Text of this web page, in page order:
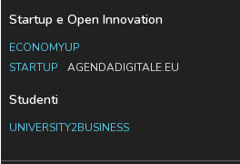
Startup e Open Innovation
ECONOMYUP
STARTUP
AGENDADIGITALE.EU
Studenti
UNIVERSITY2BUSINESS